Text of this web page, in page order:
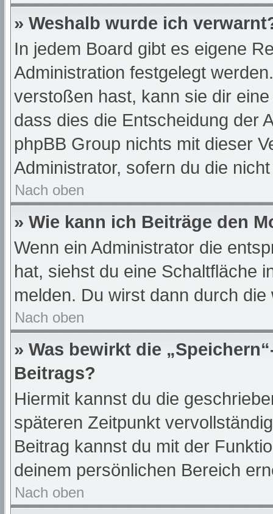
» Weshalb wurde ich
In jedem Board gibt es eigene
Administration festgelegt
verstoßen hast, kann sie dir
dass dies die Entscheidung der
phpBB Group nichts mit dieser
Administrator, sofern du die
Nach oben
» Wie kann ich Beiträge den
Wenn ein Administrator die
hat, siehst du eine Schaltfläche
melden. Du wirst dann durch
Nach oben
» Was bewirkt die
Beitrags?
Hiermit kannst du die
späteren Zeitpunkt
Beitrag kannst du mit der
deinem persönlichen Bereich
Nach oben